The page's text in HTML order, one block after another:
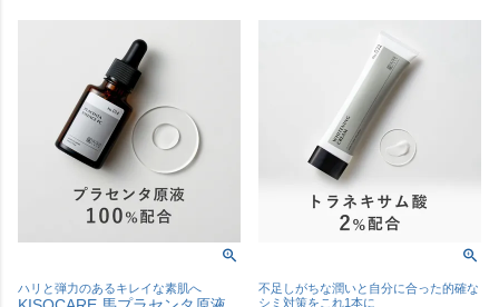
ハリと弾力のあるキレイな素肌へ
不足しがちな潤いと自分に合った的確な
シミ対策をこれ1本に